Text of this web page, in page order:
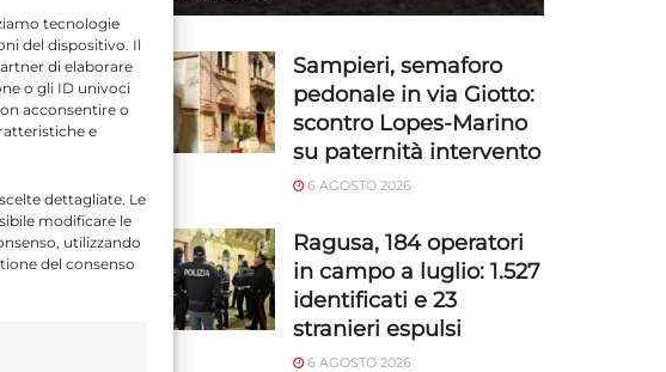
tecnologie
del dispositivo. Il
di elaborare
o gli ID univoci
acconsentire o
e
dettagliate. Le
modificare le
utilizzando
del consenso
Sampieri, semaforo
pedonale in via Giotto:
scontro Lopes-Marino
su paternità intervento
6 AGOSTO 2026
Ragusa, 184 operatori
in campo a luglio: 1.527
identificati e 23
stranieri espulsi
6 AGOSTO 2026